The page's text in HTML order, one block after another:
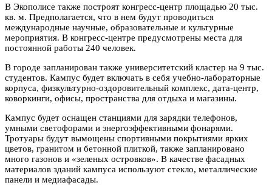
В Экополисе также построят конгресс-центр площадью 20 тыс.
кв. м. Предполагается, что в нем будут проводиться
международные научные, образовательные и культурные
мероприятия. В конгресс-центре предусмотрены места для
постоянной работы 240 человек.
В городе запланирован также университетский кластер на 9 тыс.
студентов. Кампус будет включать в себя учебно-лабораторные
корпуса, физкультурно-оздоровительный комплекс, дата-центр,
коворкинги, офисы, пространства для отдыха и магазины.
Кампус будет оснащен станциями для зарядки телефонов,
умными светофорами и энергоэффективными фонарями.
Тротуары будут вымощены спортивными покрытиями ярких
цветов, гранитом и бетонной плиткой, также запланировано
много газонов и «зеленых островков». В качестве фасадных
материалов зданий кампуса используют стекло, металлические
панели и медиафасады.